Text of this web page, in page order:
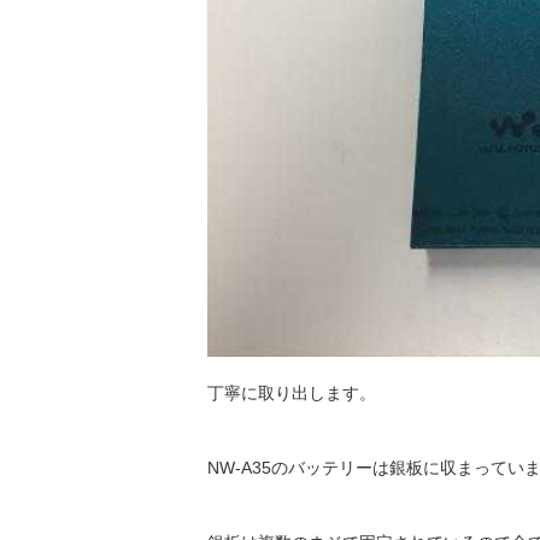
丁寧に取り出します。
NW-A35のバッテリーは銀板に収まってい